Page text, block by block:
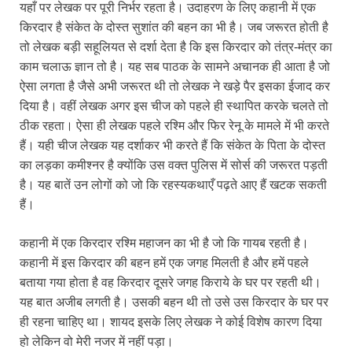
यहाँ पर लेखक पर पूरी निर्भर रहता है। उदाहरण के लिए कहानी में एक
किरदार है संकेत के दोस्त सुशांत की बहन का भी है। जब जरूरत होती है
तो लेखक बड़ी सहूलियत से दर्शा देता है कि इस किरदार को तंत्र-मंत्र का
काम चलाऊ ज्ञान तो है। यह सब पाठक के सामने अचानक ही आता है जो
ऐसा लगता है जैसे अभी जरूरत थी तो लेखक ने खड़े पैर इसका ईजाद कर
दिया है। वहीं लेखक अगर इस चीज को पहले ही स्थापित करके चलते तो
ठीक रहता। ऐसा ही लेखक पहले रश्मि और फिर रेनू के मामले में भी करते
हैं। यही चीज लेखक यह दर्शाकर भी करते हैं कि संकेत के पिता के दोस्त
का लड़का कमीश्नर है क्योंकि उस वक्त पुलिस में सोर्स की जरूरत पड़ती
है। यह बातें उन लोगों को जो कि रहस्यकथाएँ पढ़ते आए हैं खटक सकती
हैं।
कहानी में एक किरदार रश्मि महाजन का भी है जो कि गायब रहती है।
कहानी में इस किरदार की बहन हमें एक जगह मिलती है और हमें पहले
बताया गया होता है वह किरदार दूसरे जगह किराये के घर पर रहती थी।
यह बात अजीब लगती है। उसकी बहन थी तो उसे उस किरदार के घर पर
ही रहना चाहिए था। शायद इसके लिए लेखक ने कोई विशेष कारण दिया
हो लेकिन वो मेरी नजर में नहीं पड़ा।